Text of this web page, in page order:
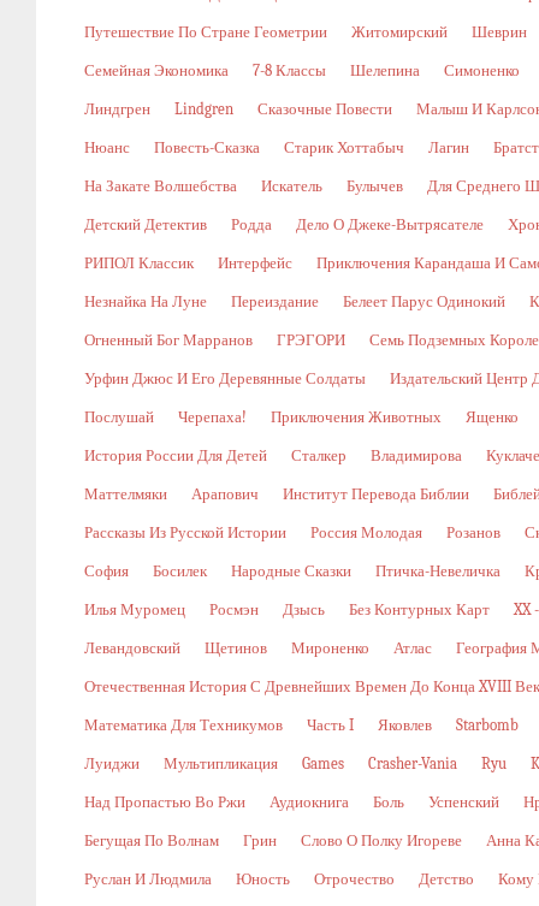
Путешествие По Стране Геометрии Житомирский Шеврин
Семейная Экономика 7-8 Классы Шелепина Симоненко
Линдгрен Lindgren Сказочные Повести Малыш И
Нюанс Повесть-Сказка Старик Хоттабыч Лагин
На Закате Волшебства Искатель Булычев Для Среднего
Детский Детектив Родда Дело О Джеке-Вытрясателе
РИПОЛ Классик Интерфейс Приключения Карандаша И
Незнайка На Луне Переиздание Белеет Парус Одинокий
Огненный Бог Марранов ГРЭГОРИ Семь Подземных
Урфин Джюс И Его Деревянные Солдаты Издательский Центр
Послушай Черепаха! Приключения Животных Ященко
История России Для Детей Сталкер Владимирова
Маттелмяки Арапович Институт Перевода Библии
Рассказы Из Русской Истории Россия Молодая Розанов
София Босилек Народные Сказки Птичка-Невеличка
Илья Муромец Росмэн Дзысь Без Контурных Карт XX
Левандовский Щетинов Мироненко Атлас География
Отечественная История С Древнейших Времен До Конца XVIII
Математика Для Техникумов Часть I Яковлев Starbomb
Луиджи Мультипликация Games Crasher-Vania Ryu
Над Пропастью Во Ржи Аудиокнига Боль Успенский
Бегущая По Волнам Грин Слово О Полку Игореве Анна
Руслан И Людмила Юность Отрочество Детство Кому